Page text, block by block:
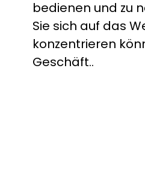
bedienen und zu
Sie sich auf das
konzentrieren
Geschäft..